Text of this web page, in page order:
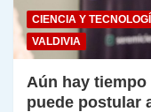
CIENCIA Y
VALDIVIA
Aún hay
puede postular